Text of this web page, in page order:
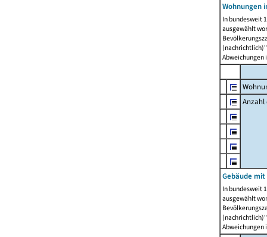
Wohnungen
In bundesweit
ausgewählt
Abweichungen
Anzahl
Gebäude
In bundesweit
ausgewählt
Abweichungen